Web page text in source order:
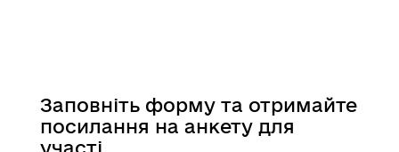
Заповніть форму та отримайте
посилання на анкету для
участі